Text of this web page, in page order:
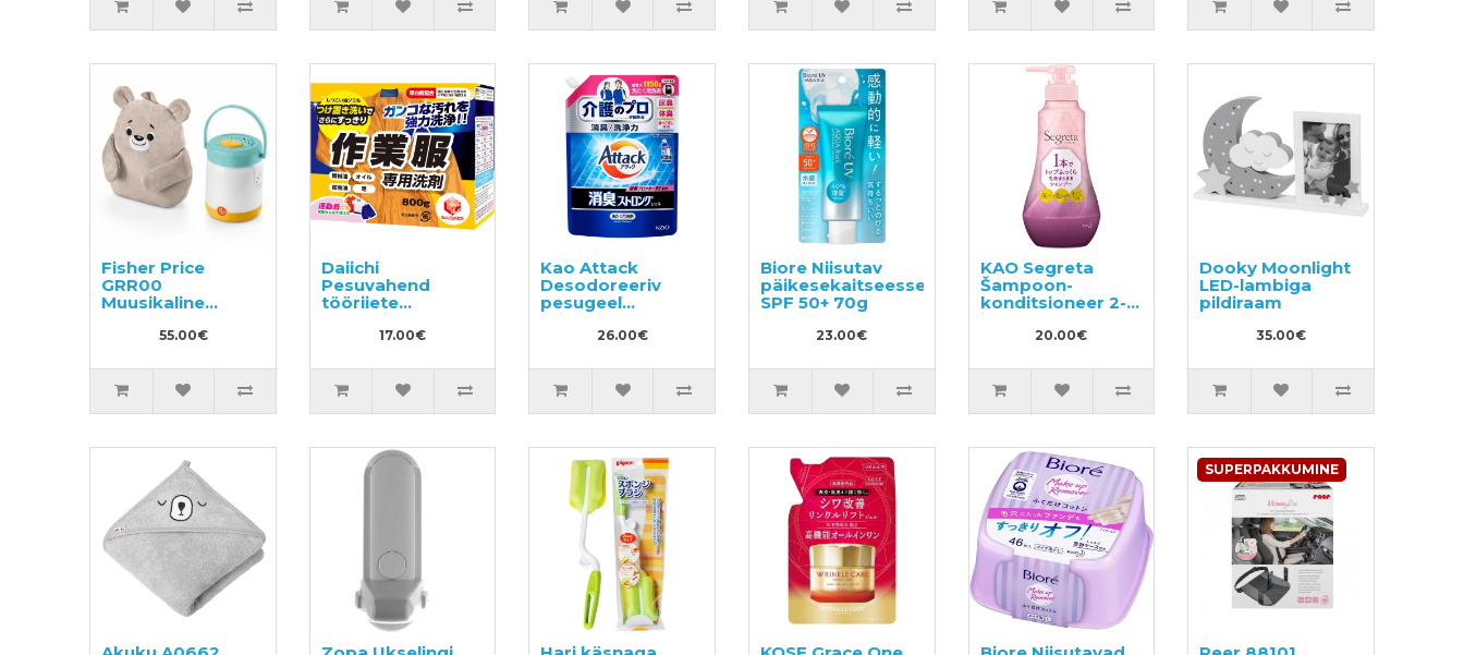
Fisher Price
GRR00
Muusikaline
55.00€
Daiichi
Pesuvahend
tööriiete
pesemiseks 800g
17.00€
Kao Attack
Desodoreeriv
pesugeel
täitepakend 1150g
26.00€
Biore Niisutav
päikesekaitseessents
SPF 50+ 70g
23.00€
KAO Segreta
Šampoon-
konditsioneer 2-
in-1 360ml
20.00€
Dooky Moonlight
LED-lambiga
pildiraam
35.00€
SUPERPAKKUMINE